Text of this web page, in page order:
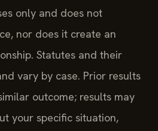
only and does not
nor does it create an
Statutes and their
vary by case. Prior results
outcome; results may
your specific situation,